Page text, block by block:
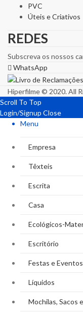
PVC
Úteis e Criativos
REDES
Subscreva os nossos
WhatsApp
Hiperfilme © 2020. All
Scroll To Top
Login/Signup Close
Menu
Empresa
Têxteis
Escrita
Casa
Ecológicos-
Escritório
Festas e Eventos
Líquidos
Mochilas, Sacos